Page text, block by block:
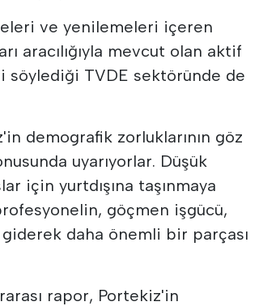
ve yenilemeleri içeren
aracılığıyla mevcut olan aktif
söylediği TVDE sektöründe de
demografik zorluklarının göz
uyarıyorlar. Düşük
için yurtdışına taşınmaya
göçmen işgücü,
daha önemli bir parçası
rapor, Portekiz'in